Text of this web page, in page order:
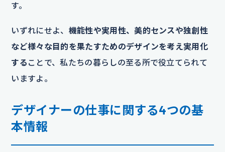
す。
いずれにせよ、 機能性や実用性、美的センスや独創性
など様々な目的を果たすためのデザインを考え実用化
する ことで、私たちの暮らしの至る所で役立てられて
いますよ。
デザイナーの仕事に関する4つの基
本情報